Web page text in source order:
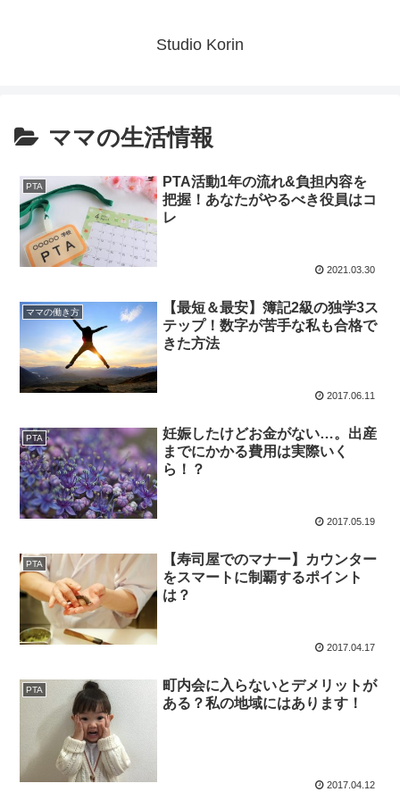
Studio Korin
ママの生活情報
PTA
PTA活動1年の流れ&負担内容を
把握！あなたがやるべき役員はコ
レ
2021.03.30
ママの働き方
【最短＆最安】簿記2級の独学3ス
テップ！数字が苦手な私も合格で
きた方法
2017.06.11
PTA
妊娠したけどお金がない…。出産
までにかかる費用は実際いく
ら！？
2017.05.19
PTA
【寿司屋でのマナー】カウンター
をスマートに制覇するポイント
は？
2017.04.17
PTA
町内会に入らないとデメリットが
ある？私の地域にはあります！
2017.04.12